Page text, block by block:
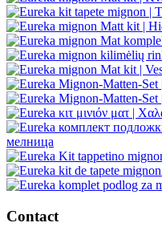
Contact